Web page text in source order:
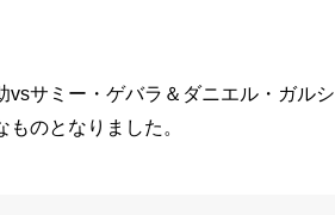
サミー・ゲバラ＆ダニエル・ガルシ
のとなりました。